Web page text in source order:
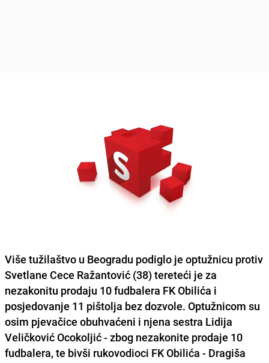
Više tužilaštvo u Beogradu podiglo je optužnicu protiv
Svetlane Cece Ražantović (38) tereteći je za
nezakonitu prodaju 10 fudbalera FK Obilića i
posjedovanje 11 pištolja bez dozvole. Optužnicom su
osim pjevačice obuhvaćeni i njena sestra Lidija
Veličković Ocokoljić - zbog nezakonite prodaje 10
fudbalera, te bivši rukovodioci FK Obilića - Dragiša